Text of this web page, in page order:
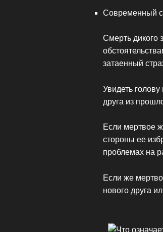
Современный
Смерть дикого
затаенный
Увидеть
друга из
Если мертвое
стороны ее
проблемах на
Если же
нового друга